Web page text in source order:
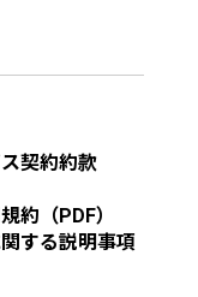
契約約款
約（PDF）
する説明事項